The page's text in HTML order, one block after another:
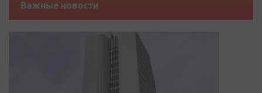
Важные новости